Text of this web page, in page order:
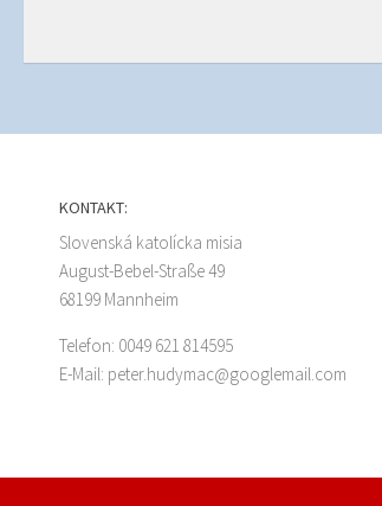
KONTAKT:
Slovenská katolícka misia
August-Bebel-Straße 49
68199 Mannheim
Telefon: 0049 621 814595
E-Mail: peter.hudymac@googlemail.com